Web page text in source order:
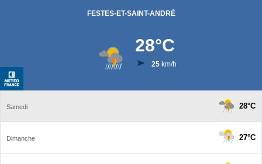
FESTES-ET-SAINT-ANDRÉ
28°C
25km/h
Samedi 28°C
Dimanche 27°C